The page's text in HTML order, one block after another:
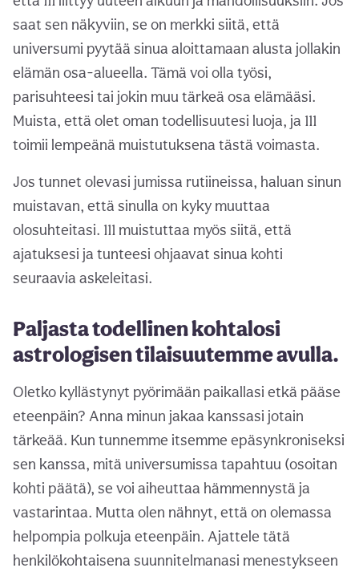
saat sen näkyviin, se on merkki siitä, että
universumi pyytää sinua aloittamaan alusta jollakin
elämän osa-alueella. Tämä voi olla työsi,
parisuhteesi tai jokin muu tärkeä osa elämääsi.
Muista, että olet oman todellisuutesi luoja, ja 111
toimii lempeänä muistutuksena tästä voimasta.
Jos tunnet olevasi jumissa rutiineissa, haluan sinun
muistavan, että sinulla on kyky muuttaa
olosuhteitasi. 111 muistuttaa myös siitä, että
ajatuksesi ja tunteesi ohjaavat sinua kohti
seuraavia askeleitasi.
Paljasta todellinen kohtalosi
astrologisen tilaisuutemme avulla.
Oletko kyllästynyt pyörimään paikallasi etkä pääse
eteenpäin? Anna minun jakaa kanssasi jotain
tärkeää. Kun tunnemme itsemme epäsynkroniseksi
sen kanssa, mitä universumissa tapahtuu (osoitan
kohti päätä), se voi aiheuttaa hämmennystä ja
vastarintaa. Mutta olen nähnyt, että on olemassa
helpompia polkuja eteenpäin. Ajattele tätä
henkilökohtaisena suunnitelmanasi menestykseen